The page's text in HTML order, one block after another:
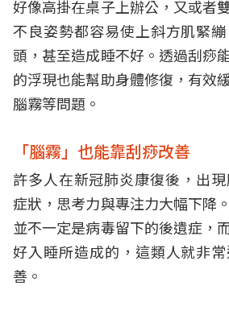
好像高掛在桌子上辦公，又或者
不良姿勢都容易使上斜方肌緊
頭，甚至造成睡不好。透過刮痧
的浮現也能幫助身體修復，有效
腦霧等問題。
「腦霧」也能靠刮痧改善
許多人在新冠肺炎康復後，出現
症狀，思考力與專注力大幅下降
並不一定是病毒留下的後遺症，
好入睡所造成的，這類人就非
善。